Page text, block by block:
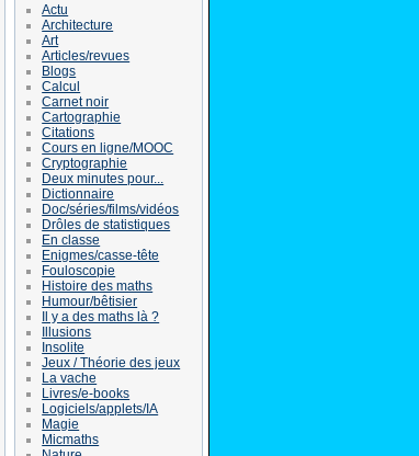
Actu
Architecture
Art
Articles/revues
Blogs
Calcul
Carnet noir
Cartographie
Citations
Cours en ligne/MOOC
Cryptographie
Deux minutes pour...
Dictionnaire
Doc/séries/films/vidéos
Drôles de statistiques
En classe
Enigmes/casse-tête
Fouloscopie
Histoire des maths
Humour/bêtisier
Il y a des maths là ?
Illusions
Insolite
Jeux / Théorie des jeux
La vache
Livres/e-books
Logiciels/applets/IA
Magie
Micmaths